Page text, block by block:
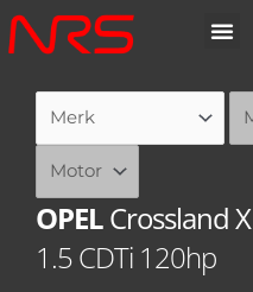
Ga
naar
OPELCrossland X
1.5 CDTi 120hp